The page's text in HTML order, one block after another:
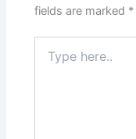
fields are marked *
here..